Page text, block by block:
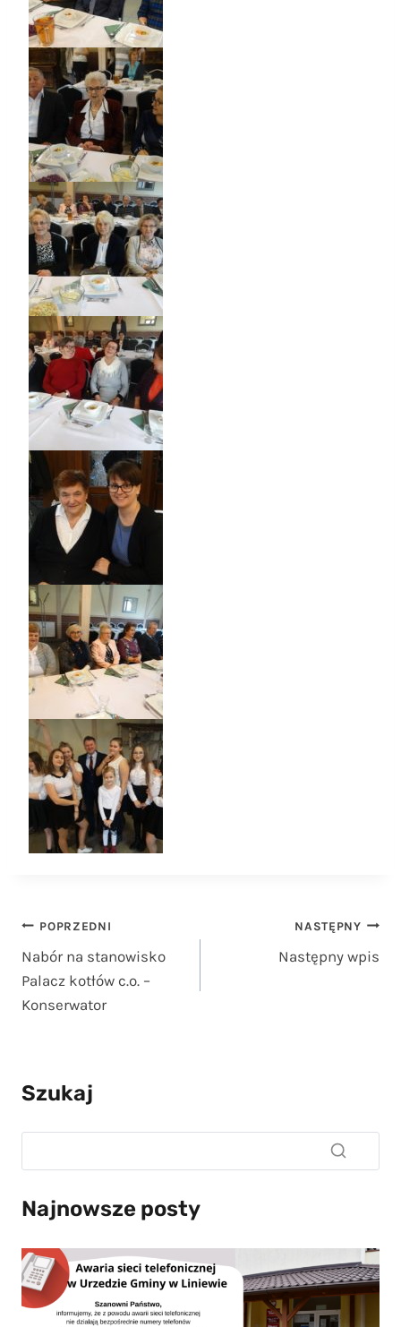
Nawigacja
wpisu
POPRZEDNI
Nabór na stanowisko
Palacz kotłów c.o. –
Konserwator
NASTĘPNY
Następny wpis
Szukaj
Najnowsze posty